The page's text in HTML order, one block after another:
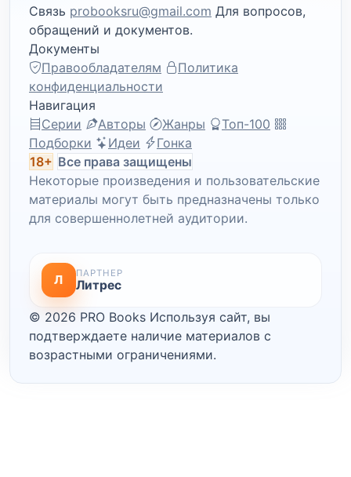
Связь probooksru@gmail.com Для вопросов,
обращений и документов.
Документы
Правообладателям
Политика
конфиденциальности
Навигация
Серии
Авторы Жанры
Топ-100
Подборки
Идеи
Гонка
18+ Все права защищены
Некоторые произведения и пользовательские
материалы могут быть предназначены только
для совершеннолетней аудитории.
Л ПАРТНЕР
Литрес
© 2026 PRO Books Используя сайт, вы
подтверждаете наличие материалов с
возрастными ограничениями.